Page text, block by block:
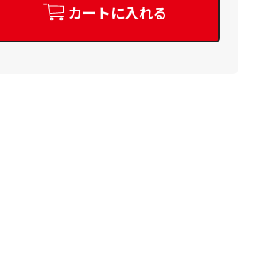
カートに入れる